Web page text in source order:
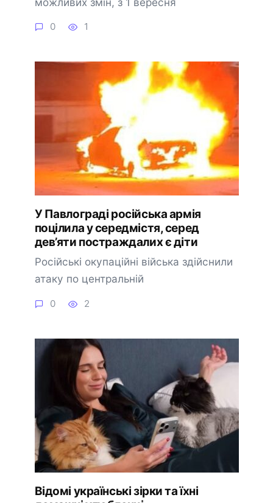
0 1
У Павлограді російська армія
поцілила у середмістя, серед
дев’яти постраждалих є діти
Російські окупаційні війська здійснили
атаку по центральній
0 2
Відомі українські зірки та їхні